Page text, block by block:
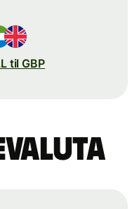
til GBP